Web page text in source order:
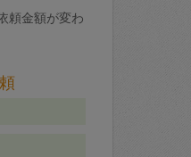
頼金額が変わ